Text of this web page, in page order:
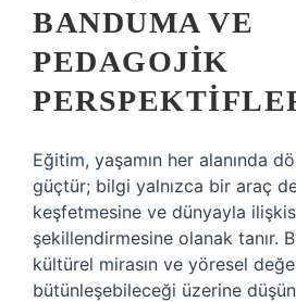
BANDUMA VE
PEDAGOJIK
Eğitim, yaşamın her alanında
güçtür; bilgi yalnızca bir araç
keşfetmesine ve dünyayla
şekillendirmesine olanak tanır.
kültürel mirasın ve yöresel
bütünleşebileceği üzerine